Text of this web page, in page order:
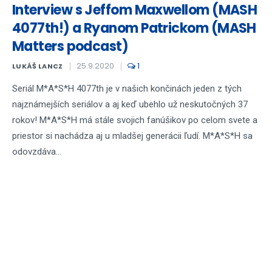
Interview s Jeffom Maxwellom (MASH
4077th!) a Ryanom Patrickom (MASH
Matters podcast)
LUKÁŠ LANCZ 25.9.2020 1
Seriál M*A*S*H 4077th je v našich končinách jeden z tých
najznámejších seriálov a aj keď ubehlo už neskutočných 37
rokov! M*A*S*H má stále svojich fanúšikov po celom svete a
priestor si nachádza aj u mladšej generácii ľudí. M*A*S*H sa
odovzdáva...